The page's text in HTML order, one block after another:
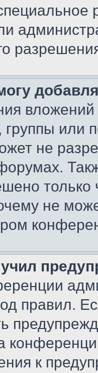
или
не
не
правил.
к